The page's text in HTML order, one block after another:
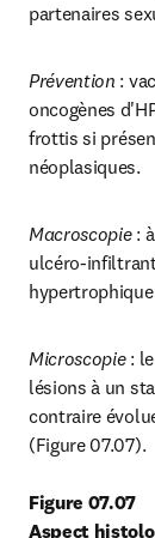
partenaires
Prévention :
oncogènes
frottis si
néoplasiques.
Macroscopie :
ulcéro-
Microscopie : le
lésions à un
contraire
(Figure 07.07).
Figure 07.07
Aspect